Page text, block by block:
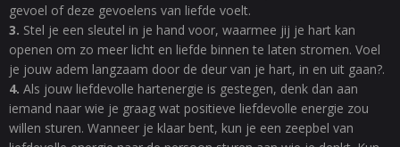
gevoel of deze gevoelens van liefde voelt.
3. Stel je een sleutel in je hand voor, waarmee jij je hart kan
openen om zo meer licht en liefde binnen te laten stromen. Voel
je jouw adem langzaam door de deur van je hart, in en uit gaan?.
4. Als jouw liefdevolle hartenergie is gestegen, denk dan aan
iemand naar wie je graag wat positieve liefdevolle energie zou
willen sturen. Wanneer je klaar bent, kun je een zeepbel van